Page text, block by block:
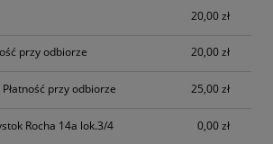
20,00 zł
przy odbiorze 20,00 zł
przy odbiorze 25,00 zł
Rocha 14a lok.3/4 0,00 zł